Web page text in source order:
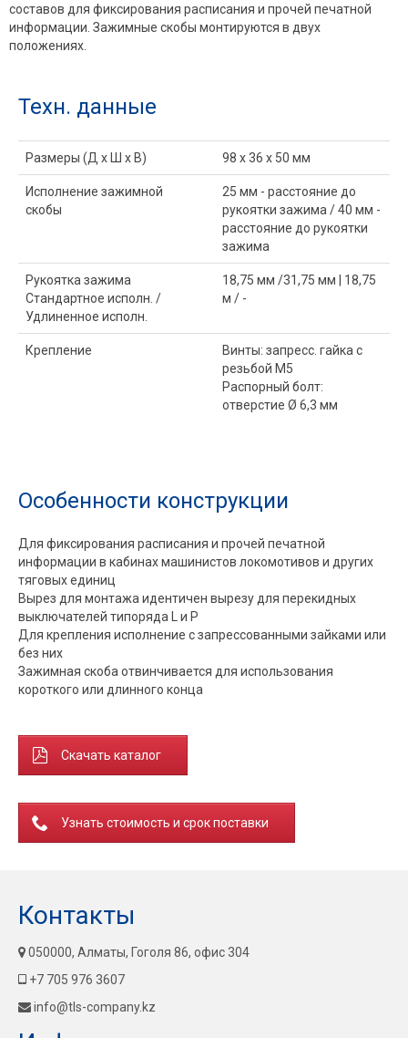
составов для фиксирования расписания и прочей печатной
информации. Зажимные скобы монтируются в двух
положениях.
Техн. данные
Размеры (Д x Ш x В) 98 x 36 x 50 мм
Исполнение зажимной
скобы
25 мм - расстояние до
рукоятки зажима / 40 мм -
расстояние до рукоятки
зажима
Рукоятка зажима
Стандартное исполн. /
Удлиненное исполн.
18,75 мм /31,75 мм | 18,75
м / -
Крепление
Винты: запресс. гайка с
резьбой M5
Распорный болт:
отверстие Ø 6,3 мм
Особенности конструкции
Для фиксирования расписания и прочей печатной
информации в кабинах машинистов локомотивов и других
тяговых единиц
Вырез для монтажа идентичен вырезу для перекидных
выключателей типоряда L и P
Для крепления исполнение с запрессованными зайками или
без них
Зажимная скоба отвинчивается для использования
короткого или длинного конца
Скачать каталог
Узнать стоимость и срок поставки
Контакты
050000, Алматы, Гоголя 86, офис 304
+7 705 976 3607
info@tls-company.kz